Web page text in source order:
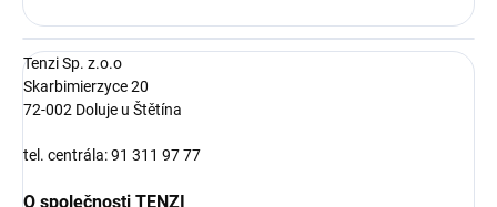
Tenzi Sp. z.o.o
Skarbimierzyce 20
72-002 Doluje u Štětína
tel. centrála: 91 311 97 77
O společnosti TENZI